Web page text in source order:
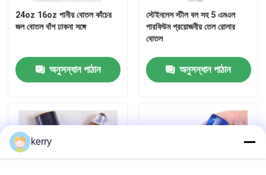
পণ্য
24oz 16oz পানীয় বোতল কাঁচের
জল বোতল বাঁশ ঢাকনা সঙ্গে
অনুসন্ধান পাঠান
স্টেইনলেস স্টীল বল সহ 5 এমএল
পারফিউম প্রয়োজনীয় তেল রোলার
বোতল
অনুসন্ধান পাঠান
kerry